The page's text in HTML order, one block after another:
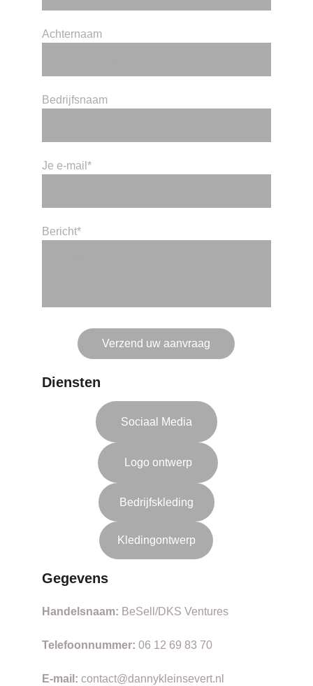
Diensten
Achternaam
Bedrijfsnaam
Je e-mail*
Bericht*
Verzend uw aanvraag
Handelsnaam: BeSell/DKS Ventures
Telefoonnummer: 06 12 69 83 70
E-mail: contact@dannykleinsevert.nl
Gegevens
Logo ontwerp
Kledingontwerp
Bedrijfskleding
Sociaal Media